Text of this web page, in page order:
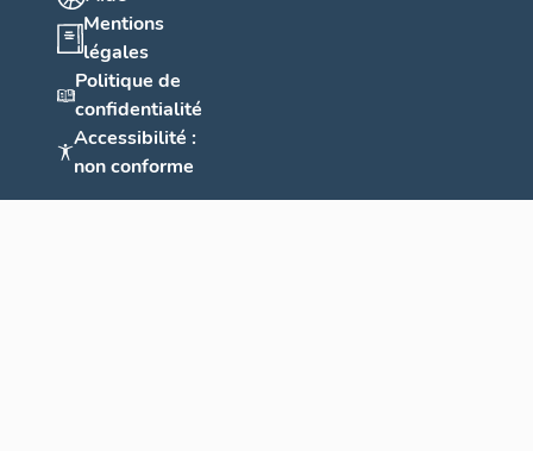
Mentions
légales
Politique de
confidentialité
Accessibilité :
non conforme